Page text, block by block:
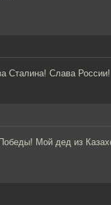
Сталина! Слава России!
Мой дед из